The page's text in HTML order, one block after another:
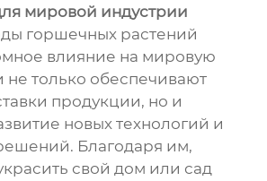
мировой индустрии
горшечных растений
влияние на мировую
только обеспечивают
продукции, но и
новых технологий и
Благодаря им,
свой дом или сад